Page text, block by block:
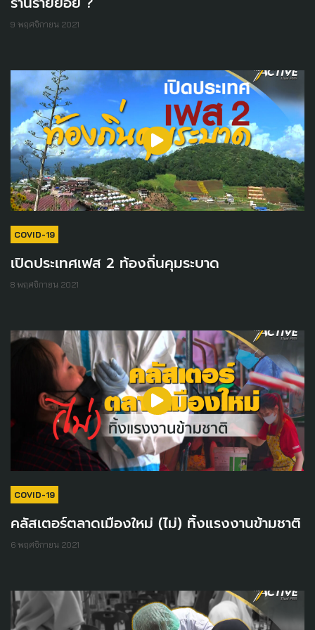
9 พฤศจิกายน 2021
COVID-19
เปิดประเทศเฟส 2 ท้องถิ่นคุมระบาด
8 พฤศจิกายน 2021
COVID-19
คลัสเตอร์ตลาดเมืองใหม่ (ไม่) ทิ้งแรงงานข้ามชาติ
6 พฤศจิกายน 2021